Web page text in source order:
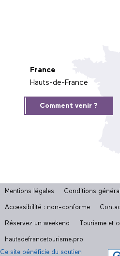
France
Hauts-de-France
Comment venir ?
Mentions légales Conditions
Accessibilité : non-conforme
Réservez un weekend Tourisme et
hautsdefrancetourisme.pro
Ce site bénéficie du soutien